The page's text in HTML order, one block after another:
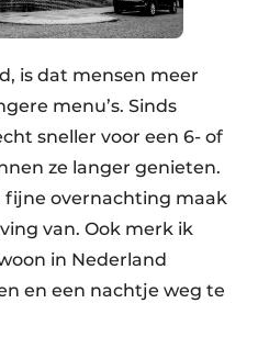
is dat mensen meer
menu’s. Sinds
sneller voor een 6- of
ze langer genieten.
overnachting maak
van. Ook merk ik
in Nederland
en een nachtje weg te